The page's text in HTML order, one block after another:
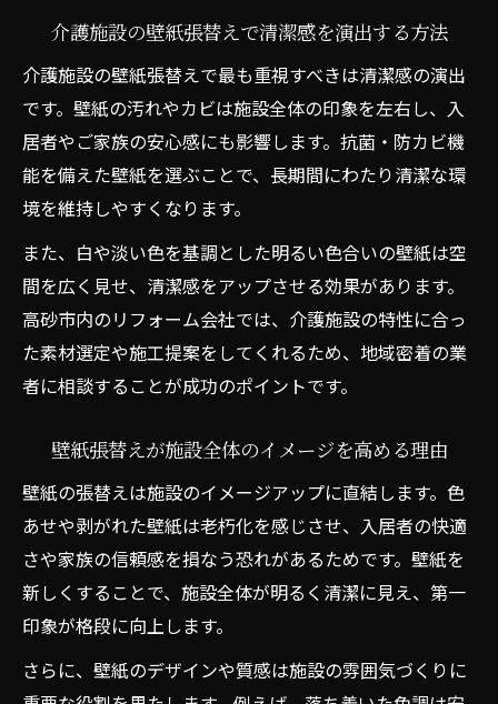
介護施設の壁紙張替えで清潔感を演出する方法
介護施設の壁紙張替えで最も重視すべきは清潔感の演出
です。壁紙の汚れやカビは施設全体の印象を左右し、入
居者やご家族の安心感にも影響します。抗菌・防カビ機
能を備えた壁紙を選ぶことで、長期間にわたり清潔な環
境を維持しやすくなります。
また、白や淡い色を基調とした明るい色合いの壁紙は空
間を広く見せ、清潔感をアップさせる効果があります。
高砂市内のリフォーム会社では、介護施設の特性に合っ
た素材選定や施工提案をしてくれるため、地域密着の業
者に相談することが成功のポイントです。
壁紙張替えが施設全体のイメージを高める理由
壁紙の張替えは施設のイメージアップに直結します。色
あせや剥がれた壁紙は老朽化を感じさせ、入居者の快適
さや家族の信頼感を損なう恐れがあるためです。壁紙を
新しくすることで、施設全体が明るく清潔に見え、第一
印象が格段に向上します。
さらに、壁紙のデザインや質感は施設の雰囲気づくりに